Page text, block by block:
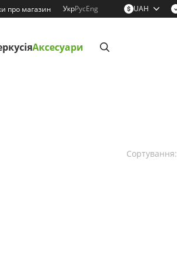
про магазин УкрРусEng UAH
Аксесуари
Сортування: